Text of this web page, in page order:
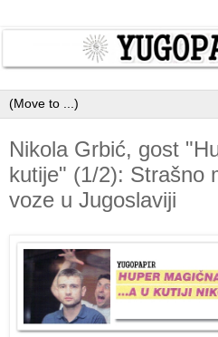
Nikola Grbić, gost
kutije" (1/2): Strašno
voze u Jugoslaviji